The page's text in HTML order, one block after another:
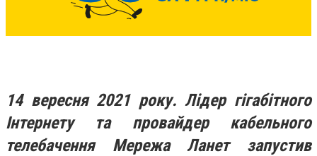
14 вересня 2021 року. Лідер гігабітного
Інтернету та провайдер кабельного
телебачення Мережа Ланет запустив